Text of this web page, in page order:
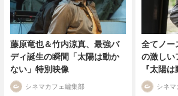
藤原竜也＆竹内涼真、最強バ
ディ誕生の瞬間「太陽は動か
ない」特別映像
シネマカフェ編集部
全てノー
の激しい
『太陽は
シネマ